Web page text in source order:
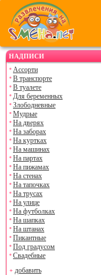
НАДПИСИ
Ассорти
В транспорте
В туалете
Для беременных
Злободневные
Мудрые
На дверях
На заборах
На куртках
На машинах
На партах
На пижамах
На стенах
На тапочках
На трусах
На улице
На футболках
На шапках
На штанах
Пикантные
Под градусом
Свадебные
добавить